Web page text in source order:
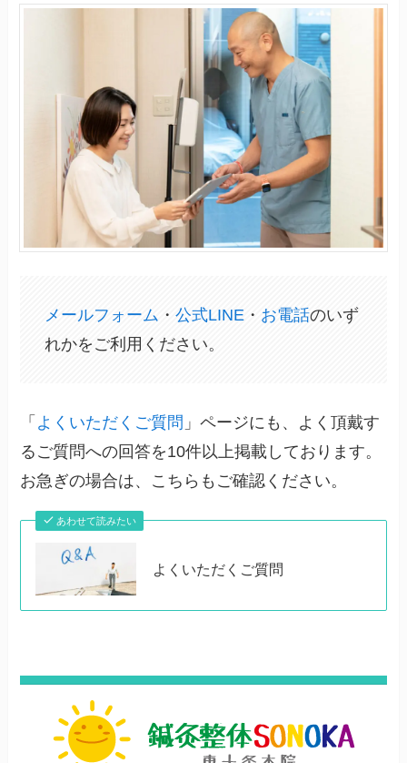
メールフォーム ・公式LINE ・ お電話のいず
れかをご利用ください。
「 よくいただくご質問 」ページにも、よく頂戴す
るご質問への回答を10件以上掲載しております。
お急ぎの場合は、こちらもご確認ください。
あわせて読みたい
よくいただくご質問